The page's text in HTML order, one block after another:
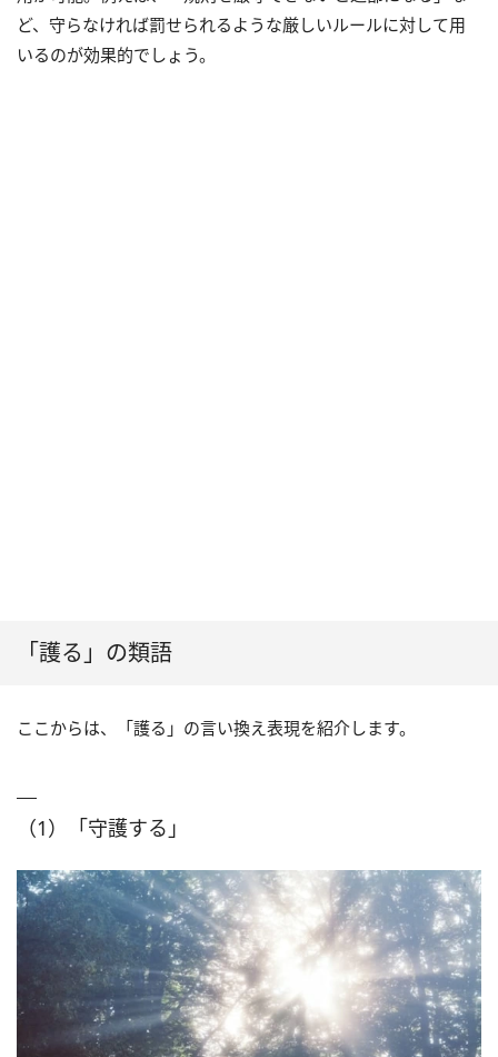
ど、守らなければ罰せられるような厳しいルールに対して用
いるのが効果的でしょう。
「護る」の類語
ここからは、「護る」の言い換え表現を紹介します。
（1）「守護する」